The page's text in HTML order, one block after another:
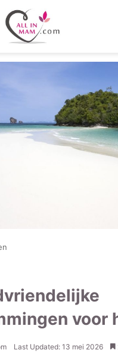
voor
Last Updated: 13 mei 2026